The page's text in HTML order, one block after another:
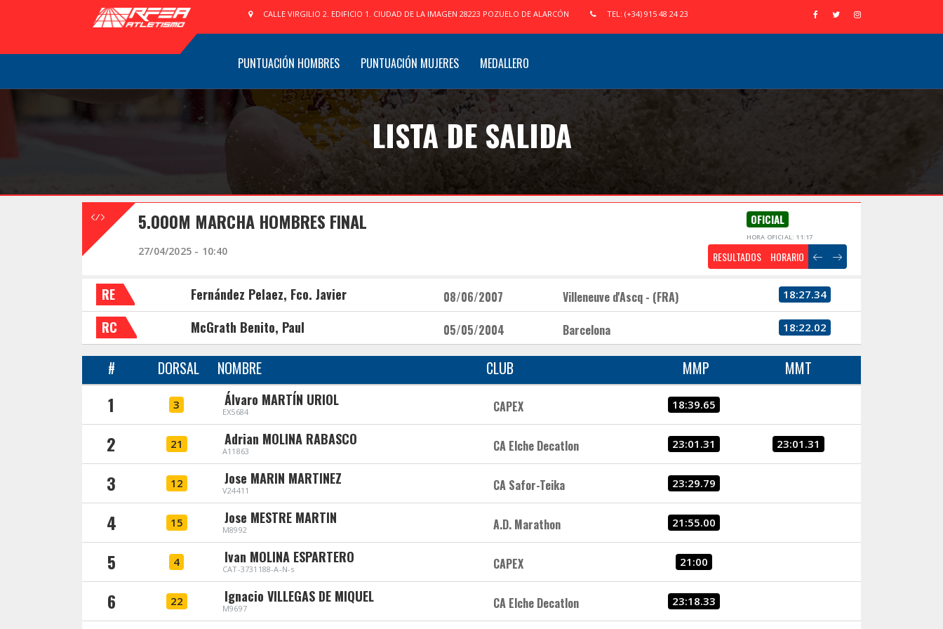
CALLE VIRGILIO 2. EDIFICIO 1. CIUDAD DE LA IMAGEN 28223 POZUELO DE ALARCÓN TEL: (+34) 915 48 24 23
PUNTUACIÓN HOMBRES PUNTUACIÓN MUJERES MEDALLERO
LISTA DE SALIDA
5.000M MARCHA HOMBRES FINAL OFICIAL
HORA OFICIAL: 11:17
27/04/2025 - 10:40 RESULTADOS HORARIO
RE Fernández Pelaez, Fco. Javier 08/06/2007 Villeneuve d'Ascq - (FRA) 18:27.34
RC McGrath Benito, Paul 05/05/2004 Barcelona 18:22.02
# DORSAL NOMBRE CLUB MMP MMT
1 3 Álvaro MARTÍN URIOL
EX5684 CAPEX 18:39.65
2 21 Adrian MOLINA RABASCO
A11863 CA Elche Decatlon 23:01.31 23:01.31
3 12 Jose MARIN MARTINEZ
V24411 CA Safor-Teika 23:29.79
4 15 Jose MESTRE MARTIN
M8992 A.D. Marathon 21:55.00
5 4 Ivan MOLINA ESPARTERO
CAT-3731188-A-N-s CAPEX 21:00
6 22 Ignacio VILLEGAS DE MIQUEL
M9697 CA Elche Decatlon 23:18.33